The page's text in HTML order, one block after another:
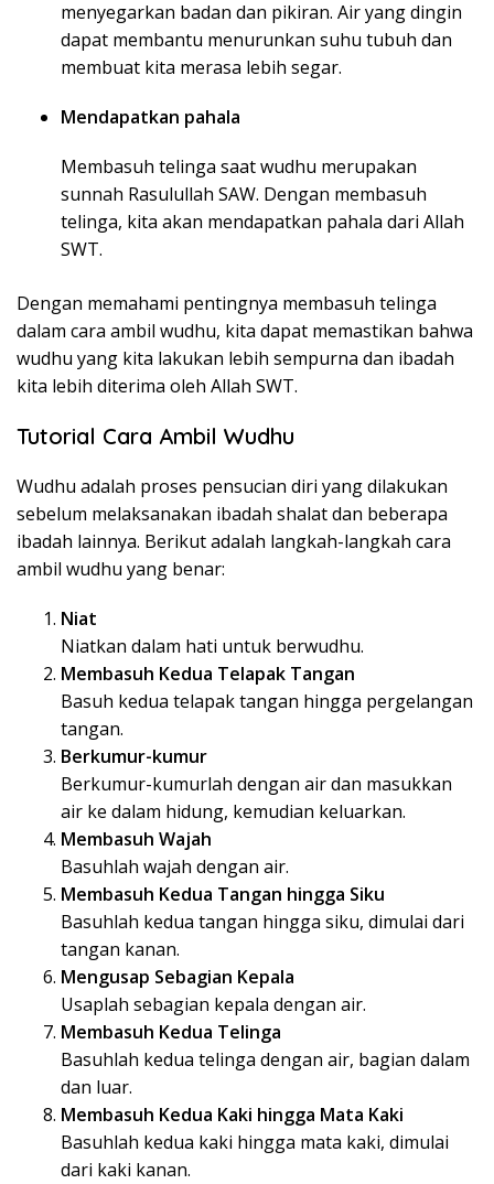
menyegarkan badan dan pikiran. Air yang dingin
dapat membantu menurunkan suhu tubuh dan
membuat kita merasa lebih segar.
Mendapatkan pahala
Membasuh telinga saat wudhu merupakan
sunnah Rasulullah SAW. Dengan membasuh
telinga, kita akan mendapatkan pahala dari Allah
SWT.
Dengan memahami pentingnya membasuh telinga
dalam cara ambil wudhu, kita dapat memastikan bahwa
wudhu yang kita lakukan lebih sempurna dan ibadah
kita lebih diterima oleh Allah SWT.
Tutorial Cara Ambil Wudhu
Wudhu adalah proses pensucian diri yang dilakukan
sebelum melaksanakan ibadah shalat dan beberapa
ibadah lainnya. Berikut adalah langkah-langkah cara
ambil wudhu yang benar:
Niat
Niatkan dalam hati untuk berwudhu.
Membasuh Kedua Telapak Tangan
Basuh kedua telapak tangan hingga pergelangan
tangan.
Berkumur-kumur
Berkumur-kumurlah dengan air dan masukkan
air ke dalam hidung, kemudian keluarkan.
Membasuh Wajah
Basuhlah wajah dengan air.
Membasuh Kedua Tangan hingga Siku
Basuhlah kedua tangan hingga siku, dimulai dari
tangan kanan.
Mengusap Sebagian Kepala
Usaplah sebagian kepala dengan air.
Membasuh Kedua Telinga
Basuhlah kedua telinga dengan air, bagian dalam
dan luar.
Membasuh Kedua Kaki hingga Mata Kaki
Basuhlah kedua kaki hingga mata kaki, dimulai
dari kaki kanan.